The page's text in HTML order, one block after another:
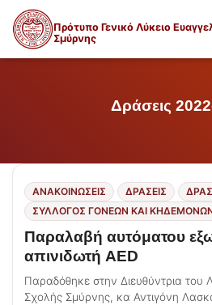
Πρότυπο Γενικό Λύκειο
Σμύρνης
Δράσεις
ΑΝΑΚΟΙΝΩΣΕΙΣ ΔΡΑΣΕΙΣ
ΣΎΛΛΟΓΟΣ ΓΟΝΈΩΝ ΚΑΙ
Παραλαβή αυτόματου
απινιδωτή AED
Παραδόθηκε στην Διευθύντρια του
Σχολής Σμύρνης, κα Αντιγόνη